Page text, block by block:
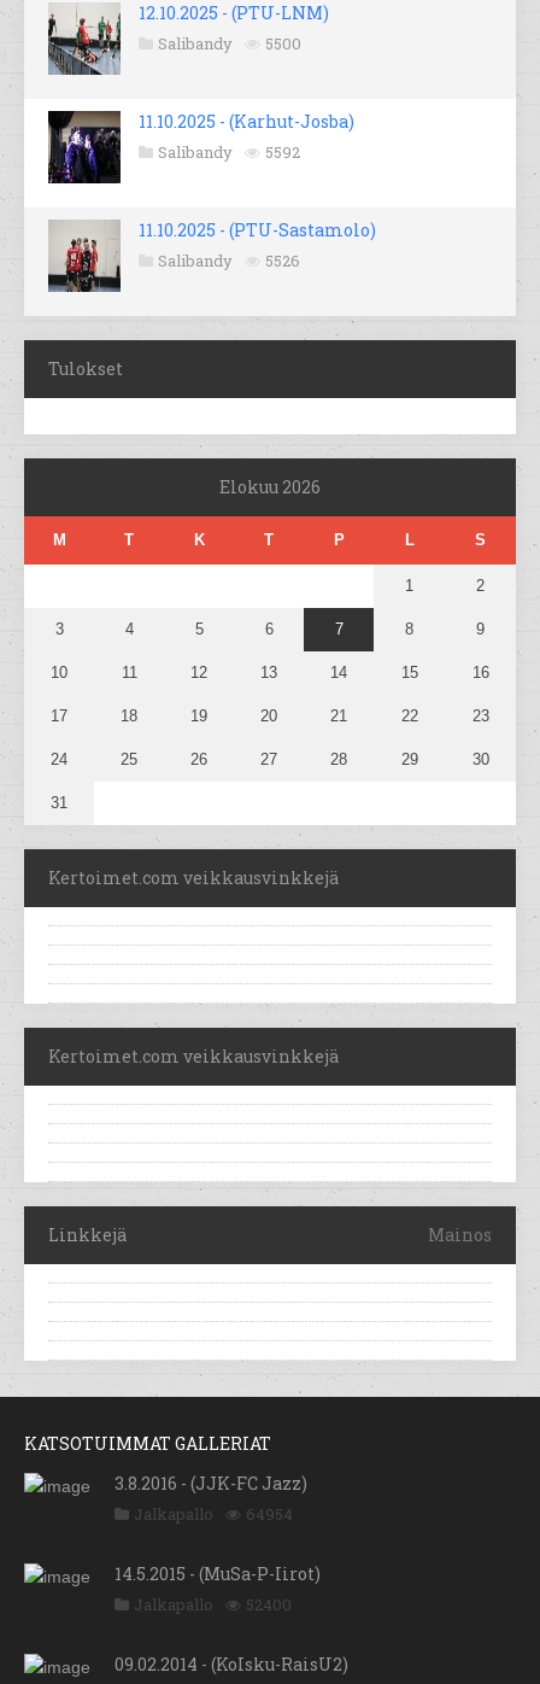
12.10.2025 - (PTU-LNM)
Salibandy 5500
11.10.2025 - (Karhut-Josba)
Salibandy 5592
11.10.2025 - (PTU-Sastamolo)
Salibandy 5526
Tulokset
Elokuu 2026
M T K T P L S
1 2
3 4 5 6 7 8 9
10 11 12 13 14 15 16
17 18 19 20 21 22 23
24 25 26 27 28 29 30
31
Kertoimet.com veikkausvinkkejä
Kertoimet.com veikkausvinkkejä
Linkkejä Mainos
KATSOTUIMMAT GALLERIAT
3.8.2016 - (JJK-FC Jazz)
Jalkapallo 64954
14.5.2015 - (MuSa-P-Iirot)
Jalkapallo 52400
09.02.2014 - (KoIsku-RaisU2)